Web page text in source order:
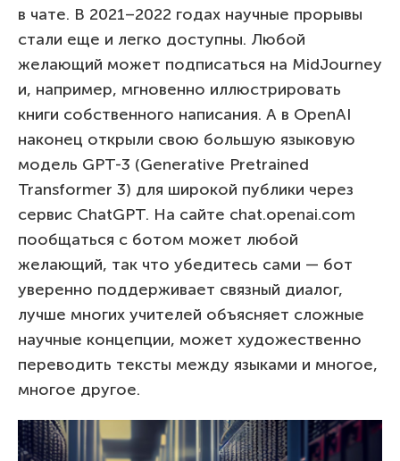
в чате. В 2021–2022 годах научные прорывы
стали еще и легко доступны. Любой
желающий может подписаться на MidJourney
и, например, мгновенно иллюстрировать
книги собственного написания. А в OpenAI
наконец открыли свою большую языковую
модель GPT-3 (Generative Pretrained
Transformer 3) для широкой публики через
сервис ChatGPT. На сайте chat.openai.com
пообщаться с ботом может любой
желающий, так что убедитесь сами — бот
уверенно поддерживает связный диалог,
лучше многих учителей объясняет сложные
научные концепции, может художественно
переводить тексты между языками и многое,
многое другое.